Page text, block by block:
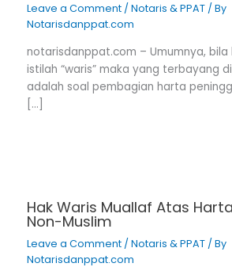
Leave a Comment /Notaris & PPAT / By
Notarisdanppat.com
notarisdanppat.com – Umumnya,
istilah “waris” maka yang terbayang
adalah soal pembagian harta
[…]
Hak Waris Muallaf Atas
Non-Muslim
Leave a Comment /Notaris & PPAT / By
Notarisdanppat.com